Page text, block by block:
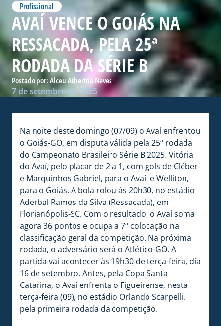
Profissional
AVAÍ VENCE O GOIÁS NA
RESSACADA, PELA 25ª
RODADA DA SÉRIE B
Postado por:Alceu Atherino Neves
7 de setembro de 2025
Na noite deste domingo (07/09) o Avaí enfrentou
o Goiás-GO, em disputa válida pela 25ª rodada
do Campeonato Brasileiro Série B 2025. Vitória
do Avaí, pelo placar de 2 a 1, com gols de Cléber
e Marquinhos Gabriel, para o Avaí, e Welliton,
para o Goiás. A bola rolou às 20h30, no estádio
Aderbal Ramos da Silva (Ressacada), em
Florianópolis-SC. Com o resultado, o Avaí soma
agora 36 pontos e ocupa a 7ª colocação na
classificação geral da competição. Na próxima
rodada, o adversário será o Atlético-GO. A
partida vai acontecer às 19h30 de terça-feira, dia
16 de setembro. Antes, pela Copa Santa
Catarina, o Avaí enfrenta o Figueirense, nesta
terça-feira (09), no estádio Orlando Scarpelli,
pela primeira rodada da competição.